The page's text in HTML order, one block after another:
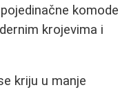
komode
krojevima i
kriju u manje